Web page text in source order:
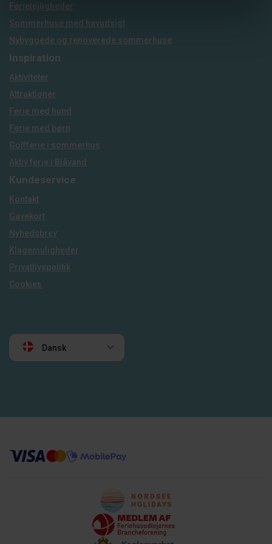
Ferielejligheder
Sommerhuse med havudsigt
Nybyggede og renoverede sommerhuse
Inspiration
Aktiviteter
Attraktioner
Ferie med hund
Ferie med børn
Golfferie i sommerhus
Aktiv ferie i Blåvand
Kundeservice
Kontakt
Gavekort
Nyhedsbrev
Klagemuligheder
Privatlivspolitik
Cookies
Dansk